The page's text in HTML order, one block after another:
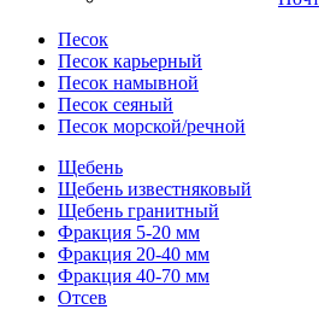
Песок
Песок карьерный
Песок намывной
Песок сеяный
Песок морской/речной
Щебень
Щебень известняковый
Щебень гранитный
Фракция 5-20 мм
Фракция 20-40 мм
Фракция 40-70 мм
Отсев